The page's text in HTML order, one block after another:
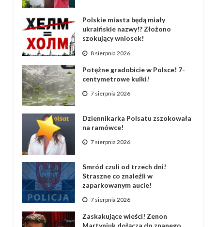
Polskie miasta będą miały
ukraińskie nazwy!? Złożono
szokujący wniosek!
8 sierpnia 2026
Potężne gradobicie w Polsce! 7-
centymetrowe kulki!
7 sierpnia 2026
Dziennikarka Polsatu zszokowała
na ramówce!
7 sierpnia 2026
Smród czuli od trzech dni!
Straszne co znaleźli w
zaparkowanym aucie!
7 sierpnia 2026
Zaskakujące wieści! Zenon
Martyniuk dołącza do znanego